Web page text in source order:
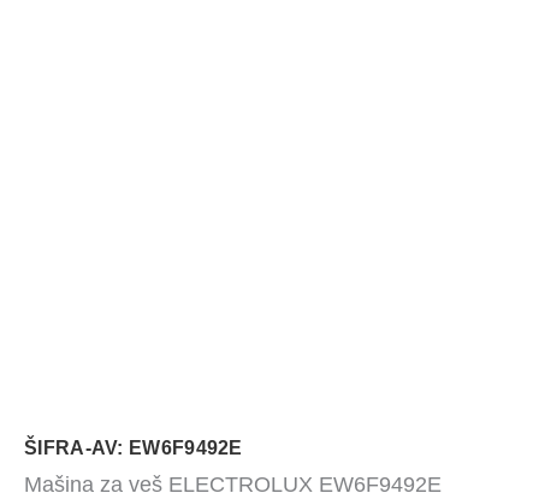
ŠIFRA-AV: EW6F9492E
Mašina za veš ELECTROLUX EW6F9492E